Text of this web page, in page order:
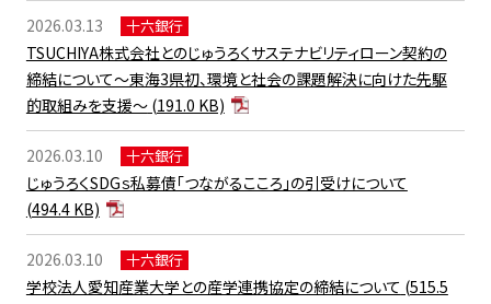
2026.03.13 十六銀行
TSUCHIYA株式会社とのじゅうろくサステナビリティローン契約の
締結について～東海3県初、環境と社会の課題解決に向けた先駆
的取組みを支援～(191.0 KB)
2026.03.10 十六銀行
じゅうろくSDGｓ私募債「つながるこころ」の引受けについて
(494.4 KB)
2026.03.10 十六銀行
学校法人愛知産業大学との産学連携協定の締結について (515.5